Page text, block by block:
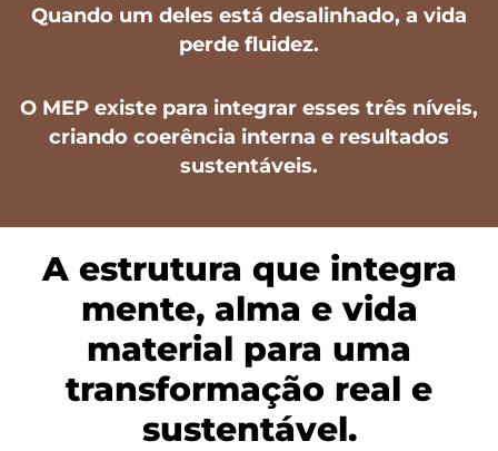
Quando um deles está desalinhado, a vida
perde fluidez.
O MEP existe para integrar esses três níveis,
criando coerência interna e resultados
sustentáveis.
A estrutura que integra
mente, alma e vida
material para uma
transformação real e
sustentável.